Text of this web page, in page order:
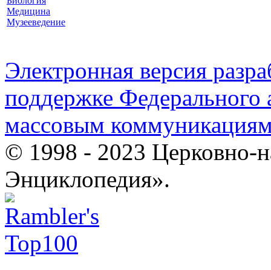
Медицина
Музееведение
Электронная версия
поддержке Федерального
массовым
© 1998 - 2023 Церковно-
Энциклопедия».